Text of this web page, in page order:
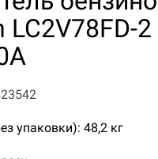
LC2V78FD-
упаковки): 48,2 кг